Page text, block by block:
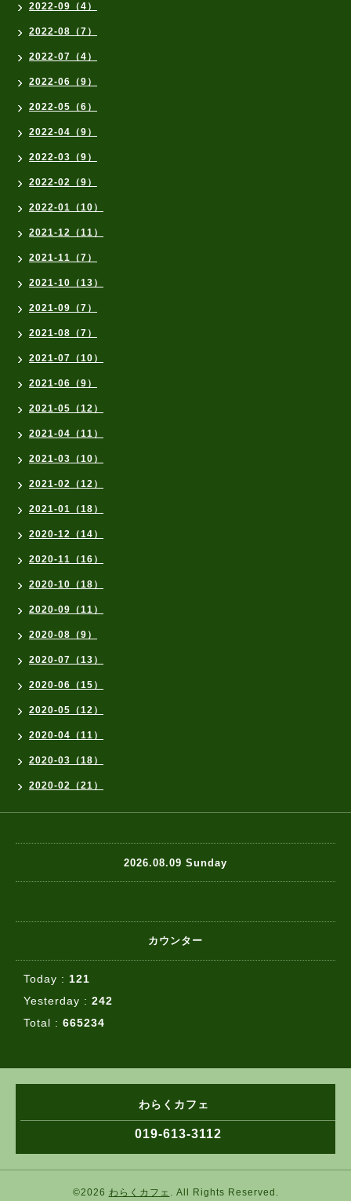
2022-09（4）
2022-08（7）
2022-07（4）
2022-06（9）
2022-05（6）
2022-04（9）
2022-03（9）
2022-02（9）
2022-01（10）
2021-12（11）
2021-11（7）
2021-10（13）
2021-09（7）
2021-08（7）
2021-07（10）
2021-06（9）
2021-05（12）
2021-04（11）
2021-03（10）
2021-02（12）
2021-01（18）
2020-12（14）
2020-11（16）
2020-10（18）
2020-09（11）
2020-08（9）
2020-07（13）
2020-06（15）
2020-05（12）
2020-04（11）
2020-03（18）
2020-02（21）
2026.08.09 Sunday
カウンター
Today : 121
Yesterday : 242
Total : 665234
わらくカフェ
019-613-3112
©2026 わらくカフェ . All Rights Reserved.